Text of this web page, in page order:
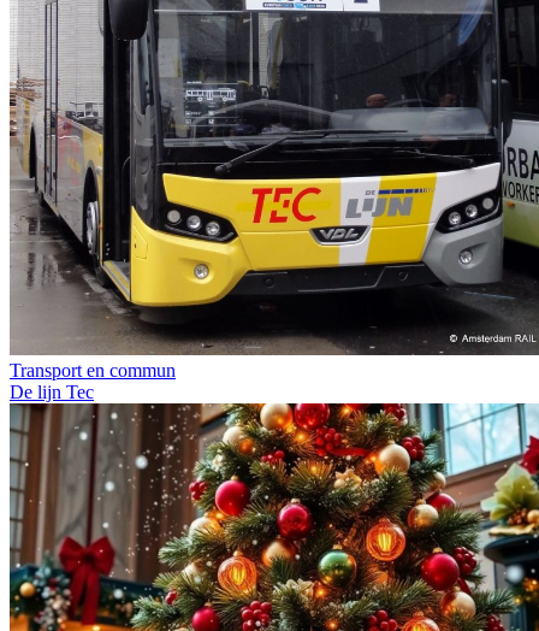
Transport en commun
De lijn Tec